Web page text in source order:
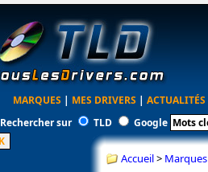
MARQUES | MES DRIVERS | ACTUALITÉS
Rechercher sur
TLD Google
Accueil> Marques